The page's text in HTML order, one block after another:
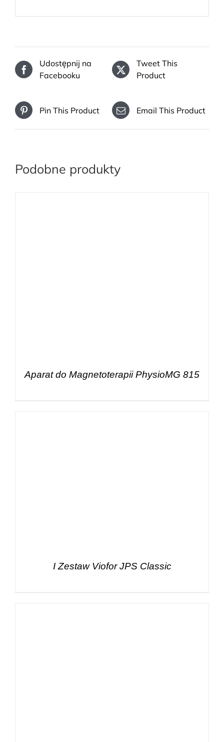
Udostępnij na
Facebooku
Tweet This
Product
Pin This Product Email This Product
Podobne produkty
Aparat do Magnetoterapii PhysioMG 815
I Zestaw Viofor JPS Classic